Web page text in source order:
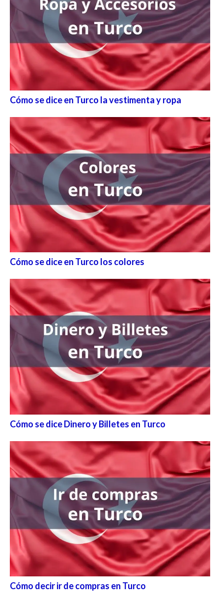
Cómo se dice en Turco la vestimenta y ropa
Cómo se dice en Turco los colores
Cómo se dice Dinero y Billetes en Turco
Cómo decir ir de compras en Turco